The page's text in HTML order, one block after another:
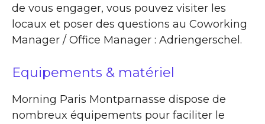
de vous engager, vous pouvez visiter les
locaux et poser des questions au Coworking
Manager / Office Manager : Adriengerschel.
Equipements & matériel
Morning Paris Montparnasse dispose de
nombreux équipements pour faciliter le